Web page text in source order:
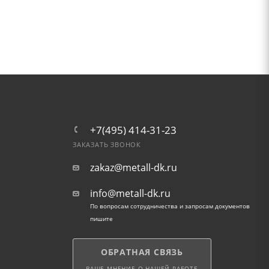
+7(495) 414-31-23
ЗАКАЗАТЬ ЗВОНОК
zakaz@metall-dk.ru
info@metall-dk.ru
По вопросам сотрудничества и запросам документов
пишите
ОБРАТНАЯ СВЯЗЬ